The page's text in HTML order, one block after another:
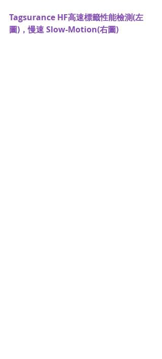
Tagsurance HF高速標籤性能檢測(左
圖)，慢速 Slow-Motion(右圖)